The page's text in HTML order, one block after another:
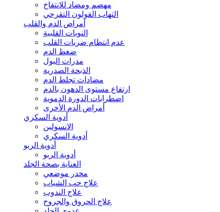
مهضم ومضاد للانتفاخ
التهاب القولون التقرحي
أمراض الدم والقلب
النوبات القلبية
عدم انتظام ضربات القلب
ضغط الدم
مدرات البول
الذبحة الصدرية
مضادات تجلط الدم
ارتفاع مستوى الدهون بالدم
اضطرابات الدورة الدموية
أمراض الدم الأخرى
أدوية السكري
الانسولين
أدوية السكري
أدوية الربو
أدوية الربو
العناية بصحة الجلد
مخدر موضعي
علاج حب الشباب
علاج الندوب
علاج الحروق والجروح